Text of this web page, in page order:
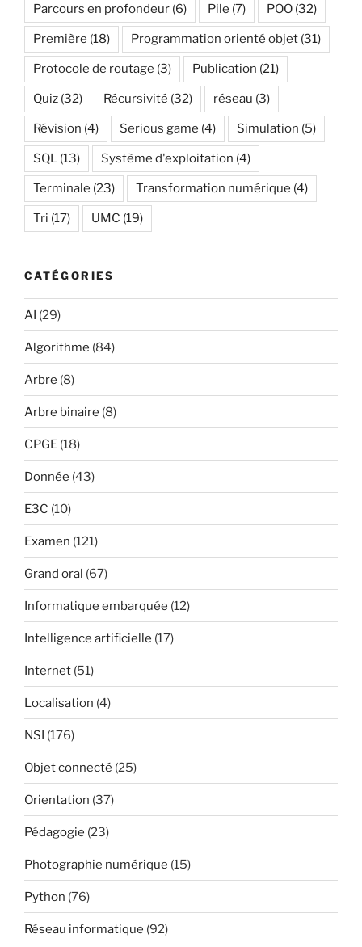
Parcours en profondeur (6) Pile (7) POO (32)
Première (18) Programmation orienté objet (31)
Protocole de routage (3) Publication (21)
Quiz (32) Récursivité (32) réseau (3)
Révision (4) Serious game (4) Simulation (5)
SQL (13) Système d'exploitation (4)
Terminale (23) Transformation numérique (4)
Tri (17) UMC (19)
CATÉGORIES
AI (29)
Algorithme (84)
Arbre (8)
Arbre binaire (8)
CPGE (18)
Donnée (43)
E3C (10)
Examen (121)
Grand oral (67)
Informatique embarquée (12)
Intelligence artificielle (17)
Internet (51)
Localisation (4)
NSI (176)
Objet connecté (25)
Orientation (37)
Pédagogie (23)
Photographie numérique (15)
Python (76)
Réseau informatique (92)